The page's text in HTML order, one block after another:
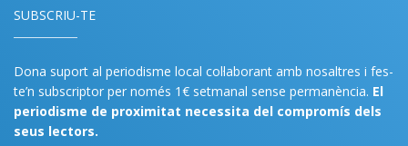
SUBSCRIU-TE
Dona suport al periodisme local col·laborant amb nosaltres i fes-
te’n subscriptor per només 1€ setmanal sense permanència. El
periodisme de proximitat necessita del compromís dels
seus lectors.